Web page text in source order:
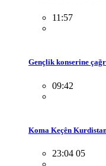
11:57
Gençlik konserine
09:42
Koma Keçên
23:04 05